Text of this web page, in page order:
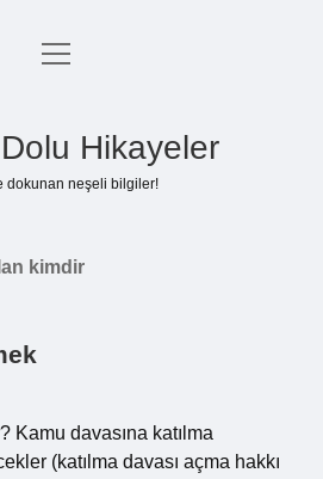
Anasayfa
menüyü
Hikayeler
dokunan neşeli bilgiler!
kimdir
Kamu davasına katılma
(katılma davası açma hakkı